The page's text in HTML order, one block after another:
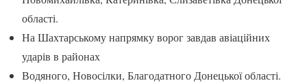
області.
На Шахтарському напрямку ворог завдав авіаційних
ударів в районах
Водяного, Новосілки, Благодатного Донецької області.